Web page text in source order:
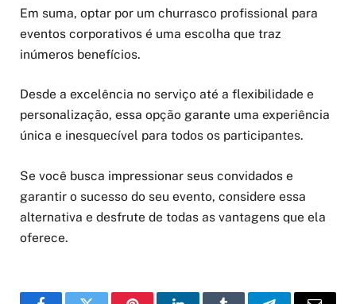
Em suma, optar por um churrasco profissional para
eventos corporativos é uma escolha que traz
inúmeros benefícios.
Desde a excelência no serviço até a flexibilidade e
personalização, essa opção garante uma experiência
única e inesquecível para todos os participantes.
Se você busca impressionar seus convidados e
garantir o sucesso do seu evento, considere essa
alternativa e desfrute de todas as vantagens que ela
oferece.